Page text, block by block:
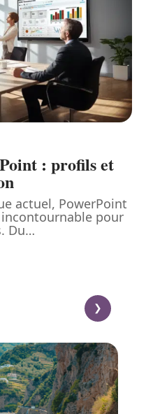
: profils et
actuel, PowerPoint
pour
Du…